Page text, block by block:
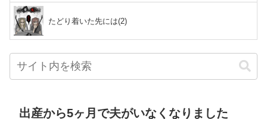
たどり着いた先には(2)
出産から5ヶ月で夫がいなくなりました